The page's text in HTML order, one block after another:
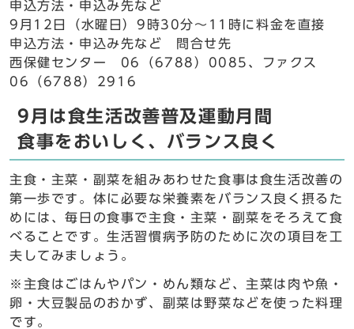
申込方法・申込み先など
9月12日（水曜日）9時30分～11時に料金を直接
申込方法・申込み先など 問合せ先
西保健センター 06（6788）0085、ファクス
06（6788）2916
9月は食生活改善普及運動月間
食事をおいしく、バランス良く
主食・主菜・副菜を組みあわせた食事は食生活改善の
第一歩です。体に必要な栄養素をバランス良く摂るた
めには、毎日の食事で主食・主菜・副菜をそろえて食
べることです。生活習慣病予防のために次の項目を工
夫してみましょう。
※主食はごはんやパン・めん類など、主菜は肉や魚・
卵・大豆製品のおかず、副菜は野菜などを使った料理
です。